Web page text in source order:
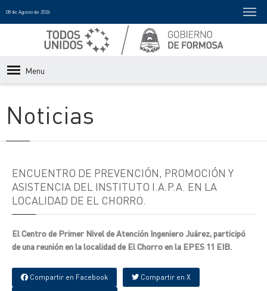
08 de Agosto de 2026
Menu
Noticias
ENCUENTRO DE PREVENCIÓN, PROMOCIÓN Y
ASISTENCIA DEL INSTITUTO I.A.P.A. EN LA
LOCALIDAD DE EL CHORRO.
El Centro de Primer Nivel de Atención Ingeniero Juárez, participó
de una reunión en la localidad de El Chorro en la EPES 11 EIB.
Compartir en Facebook Compartir en X